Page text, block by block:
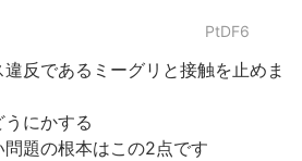
PtDF6
反であるミーグリと接触を止めま
にかする
題の根本はこの2点です